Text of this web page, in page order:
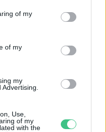
of my
of my
my
Use,
of my
with the
csökkentésének
– Hogyan ne
miatt egyre
a Föld